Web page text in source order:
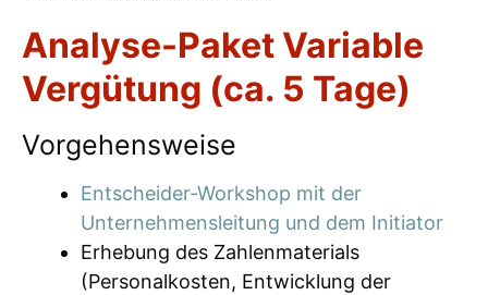
Analyse-Paket Variable
Vergütung (ca. 5 Tage)
Vorgehensweise
Entscheider-Workshop mit der
Unternehmensleitung und dem Initiator
Erhebung des Zahlenmaterials
(Personalkosten, Entwicklung der